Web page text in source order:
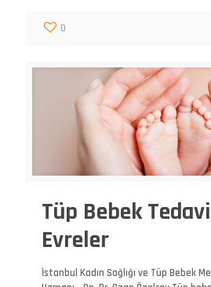
0
Tüp Bebek
Evreler
İstanbul Kadın Sağlığı ve Tüp Bebek